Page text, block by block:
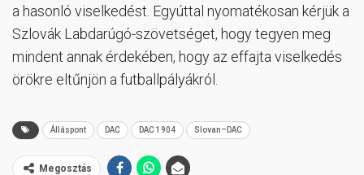
a hasonló viselkedést. Egyúttal nyomatékosan kérjük a
Szlovák Labdarúgó-szövetséget, hogy tegyen meg
mindent annak érdekében, hogy az effajta viselkedés
örökre eltűnjön a futballpályákról.
Álláspont DAC DAC 1904 Slovan–DAC
Megosztás